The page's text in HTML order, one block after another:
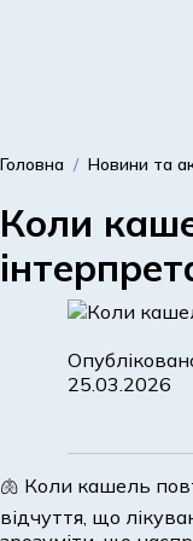
Головна / Новини та
Коли
25.03.2026
🫁 Коли кашель
відчуття, що